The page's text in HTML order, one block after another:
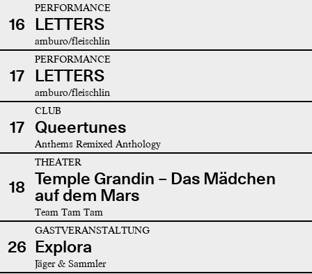
16
PERFORMANCE
LETTERS
amburo/fleischlin
17
PERFORMANCE
LETTERS
amburo/fleischlin
17
CLUB
Queertunes
Anthems Remixed Anthology
18
THEATER
Temple Grandin – Das Mädchen
auf dem Mars
Team Tam Tam
26
GASTVERANSTALTUNG
Explora
Jäger & Sammler